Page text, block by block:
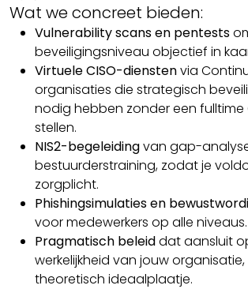
Wat we concreet bieden:
Vulnerability scans en pentests
beveiligingsniveau objectief in
Virtuele CISO-dienstenvia
organisaties die strategisch
nodig hebben zonder een fulltime
stellen.
NIS2-begeleidingvan gap-
bestuurderstraining, zodat je
zorgplicht.
Phishingsimulaties en
voor medewerkers op alle niveaus.
Pragmatisch beleiddat aansluit
werkelijkheid van jouw
theoretisch ideaalplaatje.